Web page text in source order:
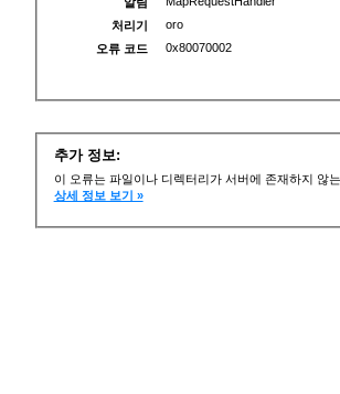
처리기
oro
오류 코드
0x80070002
추가 정보:
이 오류는 파일이나 디렉터리가 서버에 존재하지 않
상세 정보 보기 »